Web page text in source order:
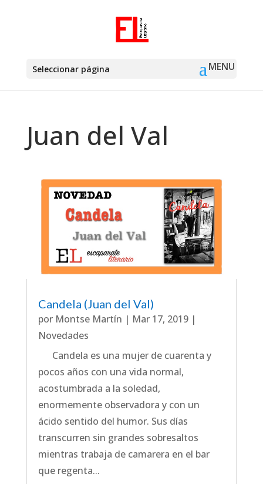
Seleccionar página
Juan del Val
Candela (Juan del Val)
por Montse Martín | Mar 17, 2019|
Novedades
Candela es una mujer de cuarenta y
pocos años con una vida normal,
acostumbrada a la soledad,
enormemente observadora y con un
ácido sentido del humor. Sus días
transcurren sin grandes sobresaltos
mientras trabaja de camarera en el bar
que regenta...